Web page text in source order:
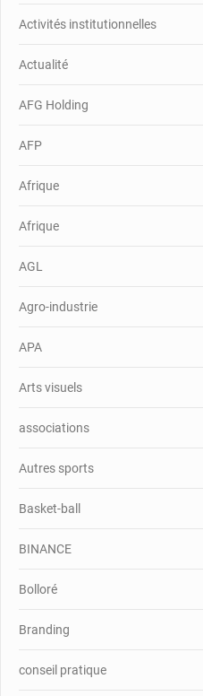
Activités institutionnelles
Actualité
AFG Holding
AFP
Afrique
Afrique
AGL
Agro-industrie
APA
Arts visuels
associations
Autres sports
Basket-ball
BINANCE
Bolloré
Branding
conseil pratique